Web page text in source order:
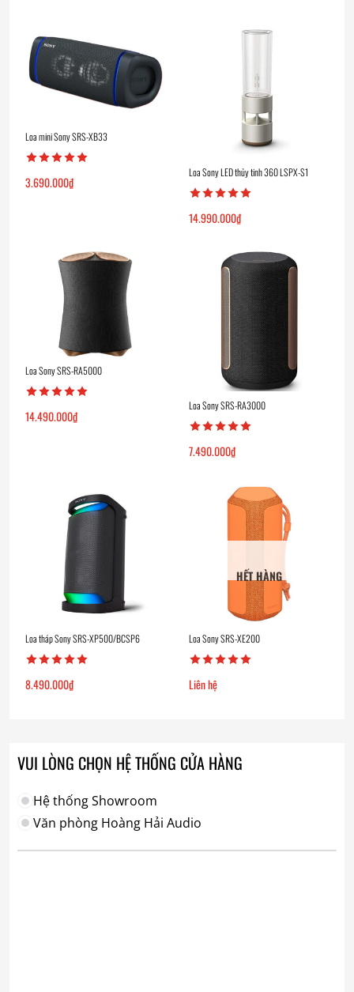
Loa mini Sony SRS-XB33
3.690.000₫
Loa Sony LED thủy tinh 360 LSPX-S1
14.990.000₫
Loa Sony SRS-RA5000
14.490.000₫
Loa Sony SRS-RA3000
7.490.000₫
Loa tháp Sony SRS-XP500/BCSP6
8.490.000₫
HẾT HÀNG
Loa Sony SRS-XE200
Liên hệ
VUI LÒNG CHỌN HỆ THỐNG CỬA HÀNG
Hệ thống Showroom
Văn phòng Hoàng Hải Audio